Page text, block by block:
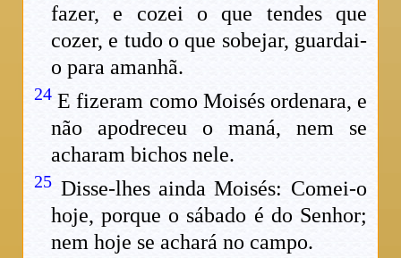
fazer, e cozei o que tendes que
cozer, e tudo o que sobejar, guardai-
o para amanhã.
24 E fizeram como Moisés ordenara, e
não apodreceu o maná, nem se
acharam bichos nele.
25 Disse-lhes ainda Moisés: Comei-o
hoje, porque o sábado é do Senhor;
nem hoje se achará no campo.